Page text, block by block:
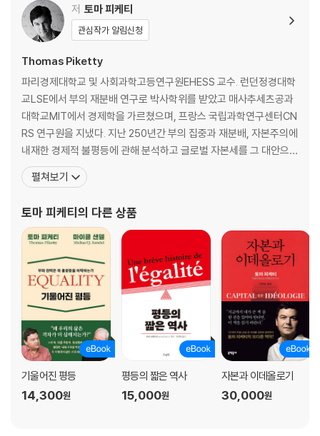
공공자본, 민간자본
2장 어떠한 개혁이 필요한가? 2017~2018년
프랑스의 불평등에 대하여
프랑스에는 어떠한 개혁이 필요한가?
레이건의 10제곱
LRM 의원들이여, 결단력을 보여라!
CICE라는 코미디
자본의 법칙 다시 생각하기
2018년 예산, 청년을 희생시키다
같은 편에 선 트럼프와 마크롱
유럽의 해, 2018년
파르쿠르쉽, 여전히 개선의 여지가 있다
유럽 연합 내의 연합을 위해
러시아에서의 자본이란?
68년 5월과 불평등
‘사회이전을 위한 연합’이라는 착각
유럽, 이민자들 그리고 무역
이탈리아의 악몽, 사회토착주의
브라질, 위협받는 제1공화국
〈르몽드〉와 억만장자들
저 토마 피케티
관심작가 알림신청
Thomas Piketty
파리경제대학교 및 사회과학고등연구원EHESS 교수. 런던정경대학
교LSE에서 부의 재분배 연구로 박사학위를 받았고 매사추세츠공과
대학교MIT에서 경제학을 가르쳤으며, 프랑스 국립과학연구센터CN
RS 연구원을 지냈다. 지난 250년간 부의 집중과 재분배, 자본주의에
내재한 경제적 불평등에 관해 분석하고 글로벌 자본세를 그 대안으로
제시한 책 《21세기 자본》으로 전 세계 경제학계의 찬사를 받으며 ‘21
세기의 마르크스’로 불렸다. 2013년에는 유럽 경제 연구에 탁월한 기
대표저서로 《21세기 자본》, 《자본과 이데올로기
펼쳐보기
토마 피케티 의 다른 상품
기울어진 평등
14,300원
평등의 짧은 역사
15,000원
자본과 이데올로기
30,000원